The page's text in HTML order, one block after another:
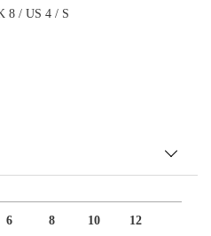
8 / US 4 / S
6 8 10 12